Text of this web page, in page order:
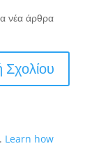
νέα άρθρα
Learn how